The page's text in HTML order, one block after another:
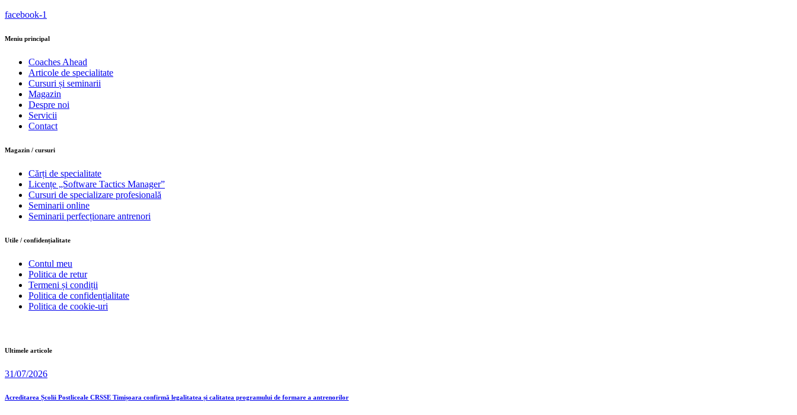
facebook-1
Meniu principal
Coaches Ahead
Articole de specialitate
Cursuri și seminarii
Magazin
Despre noi
Servicii
Contact
Magazin / cursuri
Cărți de specialitate
Licențe „Software Tactics Manager”
Cursuri de specializare profesională
Seminarii online
Seminarii perfecționare antrenori
Utile / confidențialitate
Contul meu
Politica de retur
Termeni și condiții
Politica de confidențialitate
Politica de cookie-uri
Ultimele articole
31/07/2026
Acreditarea Școlii Postliceale CRSSE Timișoara confirmă legalitatea și calitatea programului de formare a antrenorilor